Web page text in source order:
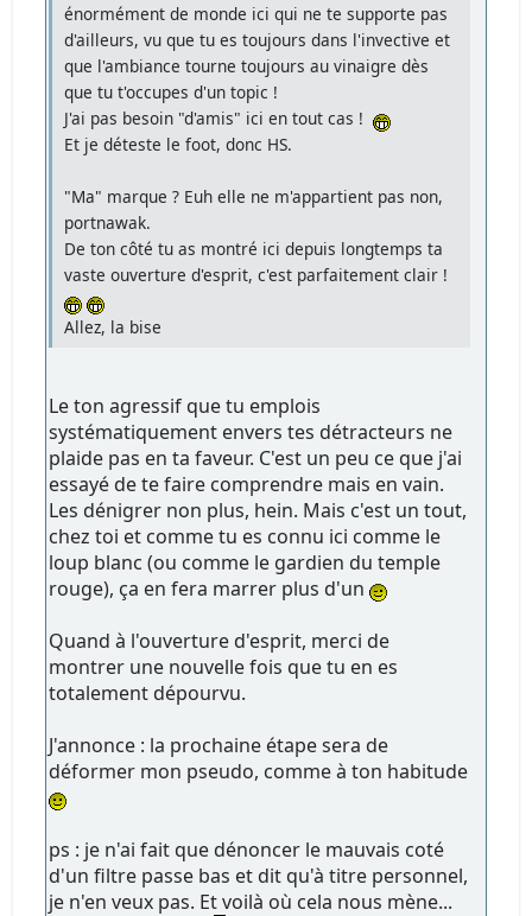
énormément de monde ici qui ne te supporte pas
d'ailleurs, vu que tu es toujours dans l'invective et
que l'ambiance tourne toujours au vinaigre dès
que tu t'occupes d'un topic !
J'ai pas besoin "d'amis" ici en tout cas !
Et je déteste le foot, donc HS.
"Ma" marque ? Euh elle ne m'appartient pas non,
portnawak.
De ton côté tu as montré ici depuis longtemps ta
vaste ouverture d'esprit, c'est parfaitement clair !
Allez, la bise
Le ton agressif que tu emplois
systématiquement envers tes détracteurs ne
plaide pas en ta faveur. C'est un peu ce que j'ai
essayé de te faire comprendre mais en vain.
Les dénigrer non plus, hein. Mais c'est un tout,
chez toi et comme tu es connu ici comme le
loup blanc (ou comme le gardien du temple
rouge), ça en fera marrer plus d'un
Quand à l'ouverture d'esprit, merci de
montrer une nouvelle fois que tu en es
totalement dépourvu.
J'annonce : la prochaine étape sera de
déformer mon pseudo, comme à ton habitude
ps : je n'ai fait que dénoncer le mauvais coté
d'un filtre passe bas et dit qu'à titre personnel,
je n'en veux pas. Et voilà où cela nous mène...